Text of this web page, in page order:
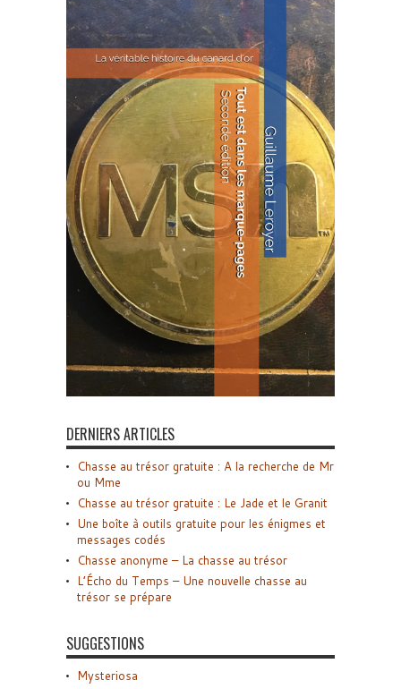
DERNIERS ARTICLES
Chasse au trésor gratuite : A la recherche de Mr
ou Mme
Chasse au trésor gratuite : Le Jade et le Granit
Une boîte à outils gratuite pour les énigmes et
messages codés
Chasse anonyme – La chasse au trésor
L’Écho du Temps – Une nouvelle chasse au
trésor se prépare
SUGGESTIONS
Mysteriosa